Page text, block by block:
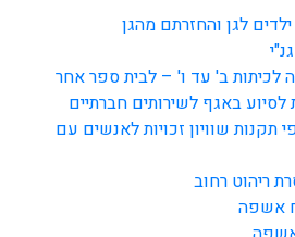
לגן והחזרתם מהגן
ב' עד ו' – לבית ספר אחר
באגף לשירותים חברתיים
שוויון זכויות לאנשים עם
ריהוט רחוב
אשפה